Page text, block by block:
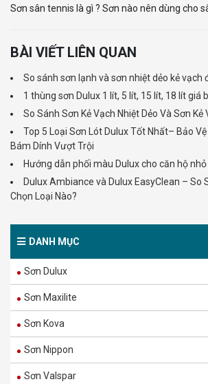
Sơn sân tennis là gì ? Sơn nào nên dùng cho
BÀI VIẾT LIÊN QUAN
So sánh sơn lạnh và sơn nhiệt dẻo kẻ vạch
1 thùng sơn Dulux 1 lít, 5 lít, 15 lít, 18 lít giá
So Sánh Sơn Kẻ Vạch Nhiệt Dẻo Và Sơn
Top 5 Loại Sơn Lót Dulux Tốt Nhất– Bảo
Bám Dính Vượt Trội
Hướng dẫn phối màu Dulux cho căn hộ nhỏ
Dulux Ambiance và Dulux EasyClean – So
Chọn Loại Nào?
DANH MỤC
Sơn Dulux
Sơn Maxilite
Sơn Kova
Sơn Nippon
Sơn Valspar